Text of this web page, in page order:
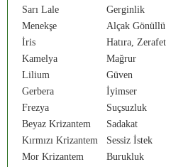
Sarı Lale
Gerginlik
Menekşe
Alçak Gönüllü
İris
Hatıra, Zerafet
Kamelya
Mağrur
Lilium
Güven
Gerbera
İyimser
Frezya
Suçsuzluk
Beyaz Krizantem
Sadakat
Kırmızı Krizantem Sessiz İstek
Mor Krizantem
Burukluk